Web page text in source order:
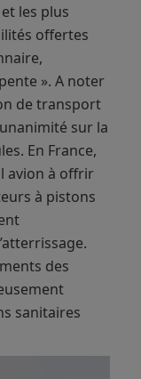
les plus
offertes
». A noter
de transport
sur la
En France,
avion à offrir
à pistons
des
sanitaires